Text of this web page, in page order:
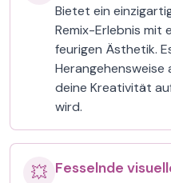
Bietet ein
Remix-Erlebnis mit
feurigen Ästhetik.
Herangehensweise
deine Kreativität
wird.
💥 Fesselnde